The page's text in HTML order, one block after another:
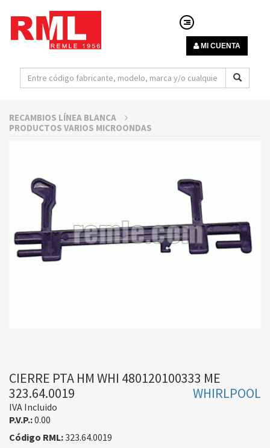
MI CUENTA
RECAMBIOS LÍNEA BLANCA
PRODUCTOS VARIOS MICROONDAS
CIERRE PTA HM WHI 480120100333 ME
323.64.0019
WHIRLPOOL
IVA Incluido
P.V.P.:0.00
Código RML:323.64.0019